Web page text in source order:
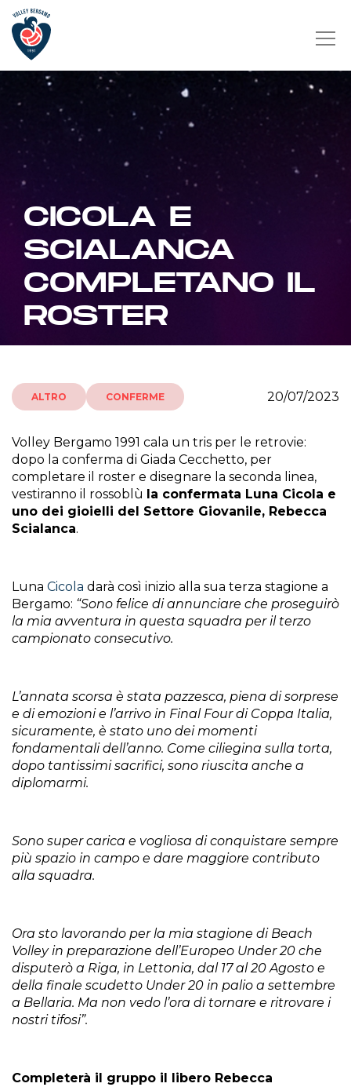
CICOLA E
SCIALANCA
COMPLETANO IL
ROSTER
ALTRO CONFERME 20/07/2023
Volley Bergamo 1991 cala un tris per le retrovie:
dopo la conferma di Giada Cecchetto, per
completare il roster e disegnare la seconda linea,
vestiranno il rossoblù la confermata Luna Cicola e
uno dei gioielli del Settore Giovanile, Rebecca
Scialanca.
Luna Cicola darà così inizio alla sua terza stagione a
Bergamo: “Sono felice di annunciare che proseguirò
la mia avventura in questa squadra per il terzo
campionato consecutivo.
L’annata scorsa è stata pazzesca, piena di sorprese
e di emozioni e l’arrivo in Final Four di Coppa Italia,
sicuramente, è stato uno dei momenti
fondamentali dell’anno. Come ciliegina sulla torta,
dopo tantissimi sacrifici, sono riuscita anche a
diplomarmi.
Sono super carica e vogliosa di conquistare sempre
più spazio in campo e dare maggiore contributo
alla squadra.
Ora sto lavorando per la mia stagione di Beach
Volley in preparazione dell’Europeo Under 20 che
disputerò a Riga, in Lettonia, dal 17 al 20 Agosto e
della finale scudetto Under 20 in palio a settembre
a Bellaria. Ma non vedo l’ora di tornare e ritrovare i
nostri tifosi”.
Completerà il gruppo il libero Rebecca